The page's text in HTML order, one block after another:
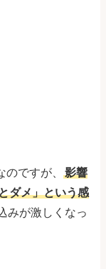
ですが、
影響
ダメ」という感
みが激しくなっ